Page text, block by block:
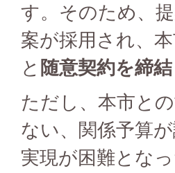
す。そのため、
案が採用され、
と 随意契約を締結
ただし、本市と
ない、関係予算
実現が困難とな